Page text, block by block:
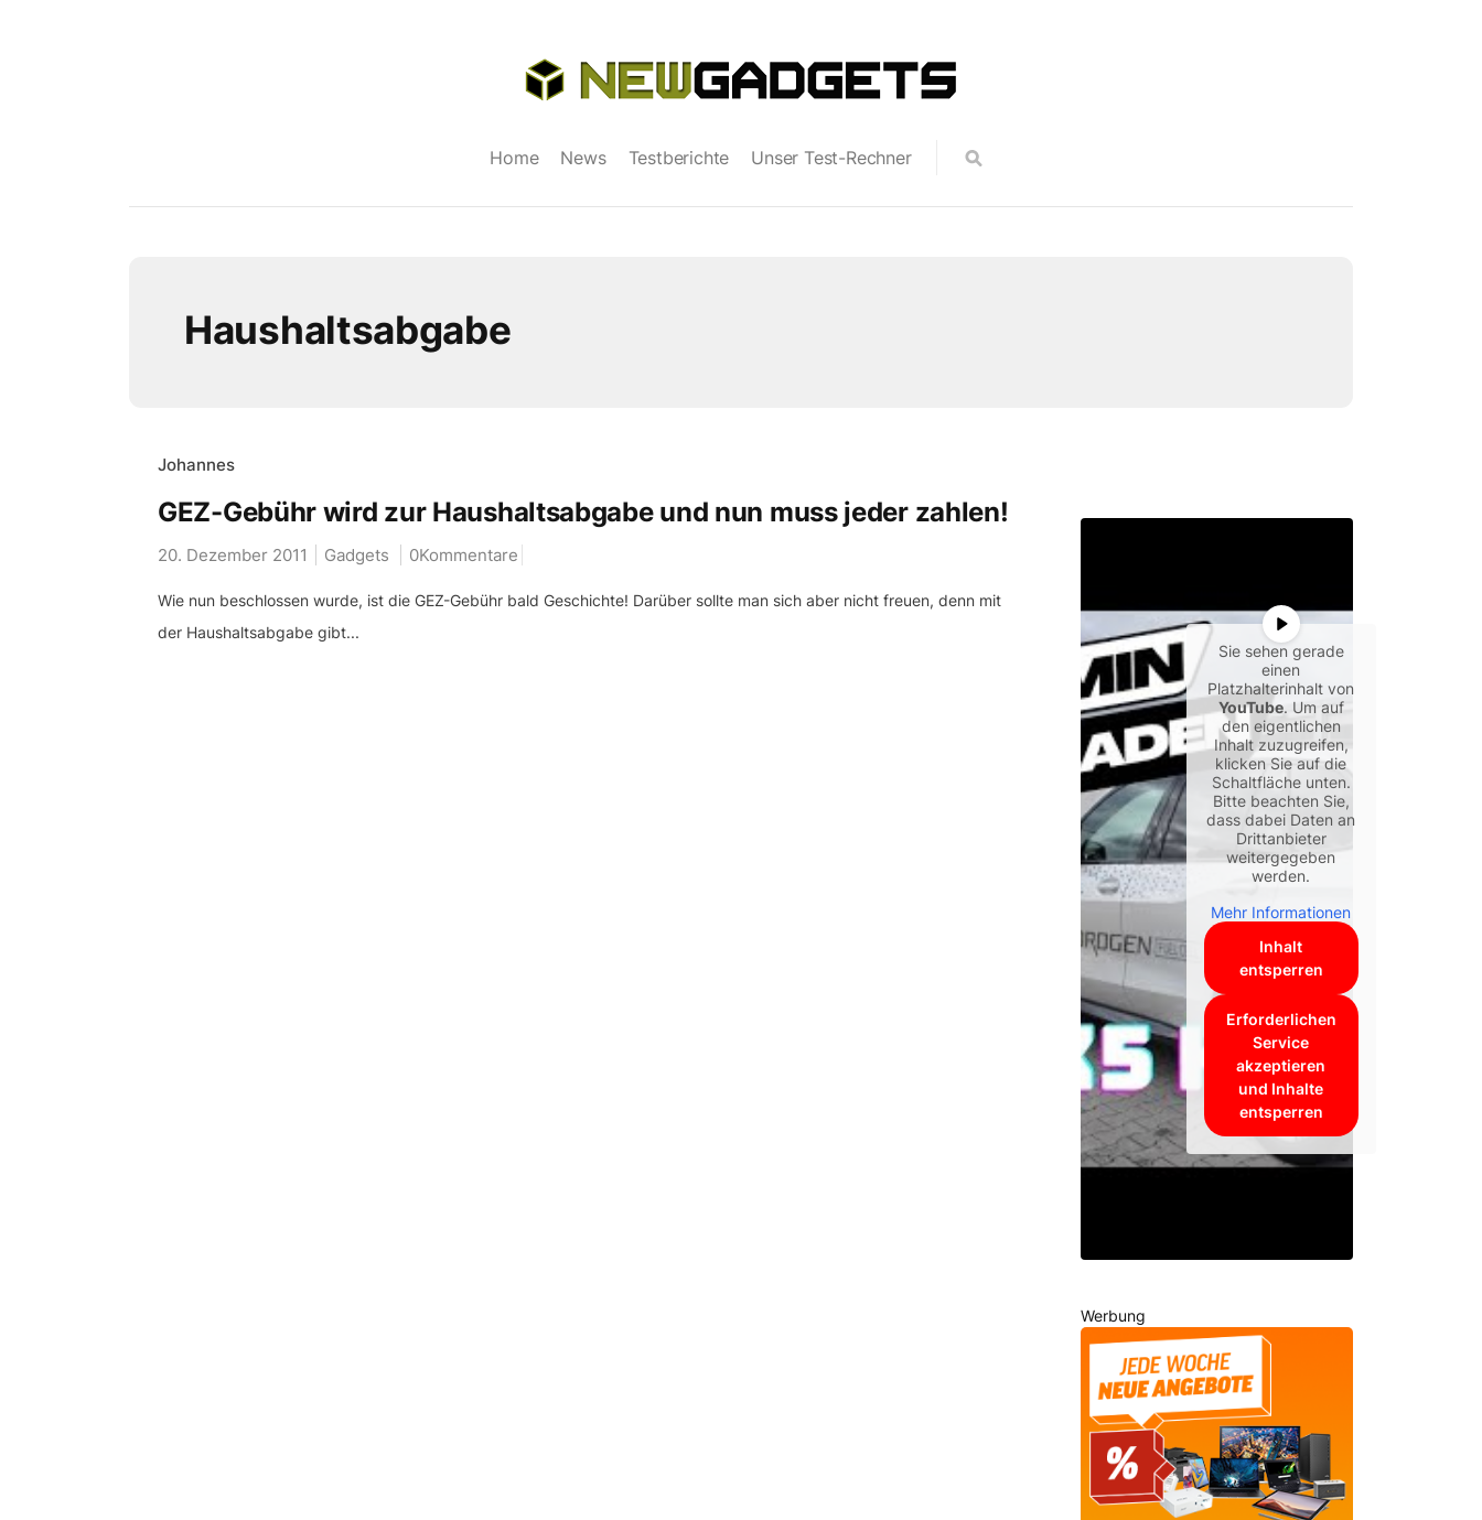
Home News Testberichte Unser Test-Rechner
Haushaltsabgabe
Johannes
GEZ-Gebühr wird zur Haushaltsabgabe und nun muss jeder zahlen!
20. Dezember 2011 Gadgets 0Kommentare
Wie nun beschlossen wurde, ist die GEZ-Gebühr bald Geschichte! Darüber sollte man sich aber nicht freuen, denn mit
der Haushaltsabgabe gibt...
Sie sehen gerade
einen
Platzhalterinhalt von
YouTube. Um auf
den eigentlichen
Inhalt zuzugreifen,
klicken Sie auf die
Schaltfläche unten.
Bitte beachten Sie,
dass dabei Daten an
Drittanbieter
weitergegeben
werden.
Mehr Informationen
Inhalt
entsperren
Erforderlichen
Service
akzeptieren
und Inhalte
entsperren
Werbung